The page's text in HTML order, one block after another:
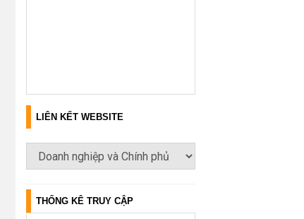
LIÊN KẾT WEBSITE
THỐNG KÊ TRUY CẬP